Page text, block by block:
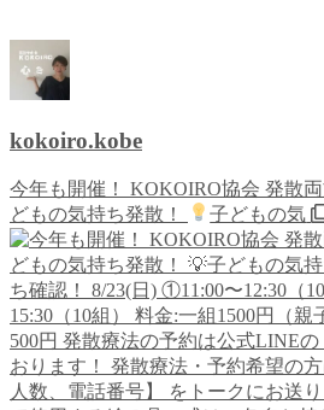
kokoiro.kobe
今年も開催！ KOKOIRO協会 発散
どもの気持ち発散！
子どもの気